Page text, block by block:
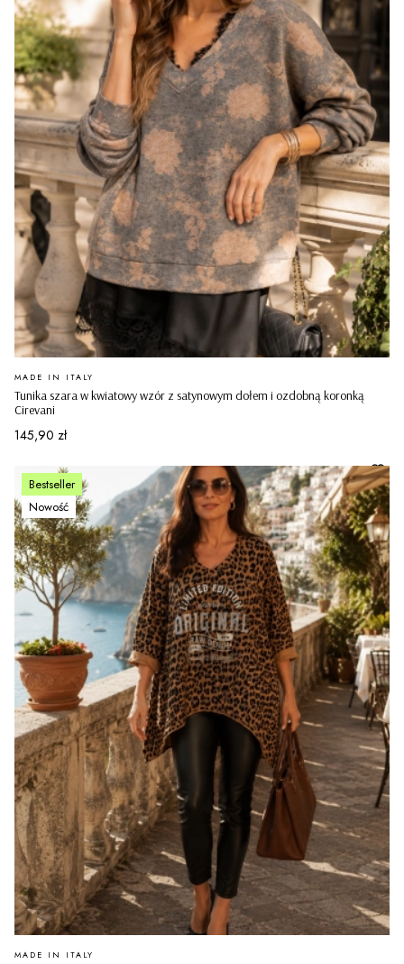
Tunika szara w kwiatowy wzór z satynowym dołem i ozdobną koronką
Cirevani
PRODUCENT
MADE IN ITALY
Cena
145,90 zł
Bestseller
Nowość
PRODUCENT
MADE IN ITALY